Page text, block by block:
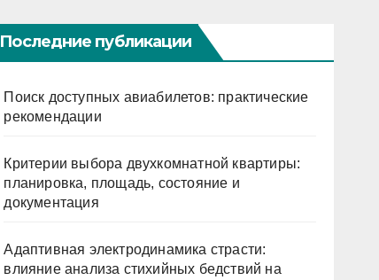
Последние публикации
Поиск доступных авиабилетов: практические
рекомендации
Критерии выбора двухкомнатной квартиры:
планировка, площадь, состояние и
документация
Адаптивная электродинамика страсти:
влияние анализа стихийных бедствий на